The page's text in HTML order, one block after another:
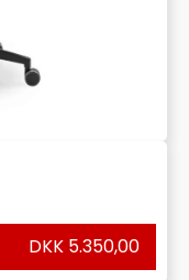
DKK 5.350,00